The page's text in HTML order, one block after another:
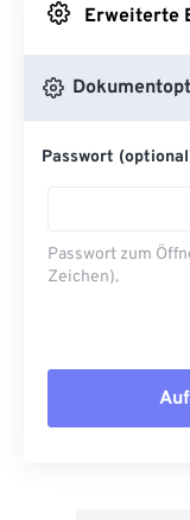
Erweiterte
Passwort
Passwort zum
Zeichen).